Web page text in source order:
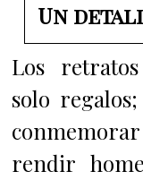
Un
Los
solo
rendir